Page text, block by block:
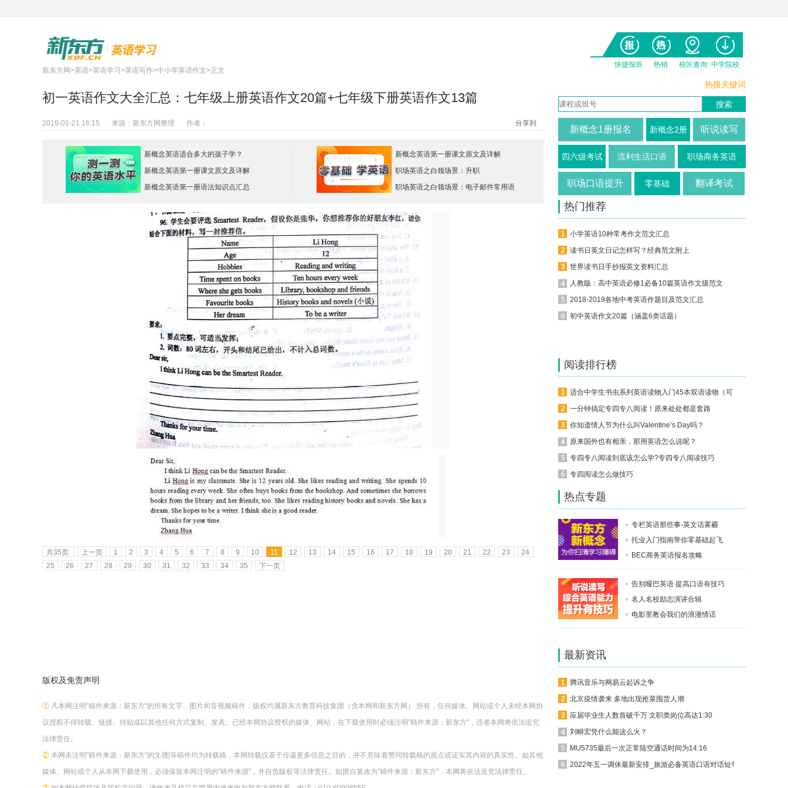
快捷报班 热销 校区查询 中学院校
新东方网>英语>英语学习 >英语写作>中小学英语作文>正文
初一英语作文大全汇总：七年级上册英语作文20篇+七年级下册英语作文13篇
2019-01-21 16:15 来源： 新东方网整理 作者： 分享到
新概念英语适合多大的孩子学？
新概念英语第一册课文原文及详解
新概念英语第一册语法知识点汇总
新概念英语第一册课文原文及详解
职场英语之白领场景：升职
职场英语之白领场景：电子邮件常用语
共35页: 上一页 1 2 3 4 5 6 7 8 9 10 11 12 13 14 15 16 17 18 19 20 21 22 23
24
25
26 27 28 29 30 31 32 33 34 35 下一页
版权及免责声明
① 凡本网注明"稿件来源：新东方"的所有文字、图片和音视频稿件，版权均属新东方教育科技集团（含本网和新东方网） 所有，任何媒体、网站或个人未经本网协
议授权不得转载、链接、转贴或以其他任何方式复制、发表。已经本网协议授权的媒体、网站，在下载使用时必须注明"稿件来源：新东方"，违者本网将依法追究
法律责任。
② 本网未注明"稿件来源：新东方"的文/图等稿件均为转载稿，本网转载仅基于传递更多信息之目的，并不意味着赞同转载稿的观点或证实其内容的真实性。如其他
媒体、网站或个人从本网下载使用，必须保留本网注明的"稿件来源"，并自负版权等法律责任。如擅自篡改为"稿件来源：新东方"，本网将依法追究法律责任。
热搜关键词
新概念1册报名 新概念2册 听说读写
四六级考试 流利生活口语 职场商务英语
职场口语提升 零基础 翻译考试
热门推荐
小学英语10种常考作文范文汇总
读书日英文日记怎样写？经典范文附上
世界读书日手抄报英文资料汇总
人教版：高中英语必修1必备10篇英语作文级范文
2018-2019各地中考英语作题目及范文汇总
初中英语作文20篇（涵盖6类话题）
阅读排行榜
一分钟搞定专四专八阅读！原来处处都是套路
你知道情人节为什么叫Valentine’s Day吗？
原来国外也有相亲，那用英语怎么说呢？
专四专八阅读到底该怎么学?专四专八阅读技巧
专四阅读怎么做技巧
热点专题
专栏英语那些事-英文话雾霾
托业入门指南带你零基础起飞
BEC商务英语报名攻略
告别哑巴英语 提高口语有技巧
名人名校励志演讲合辑
电影里教会我们的浪漫情话
最新资讯
腾讯音乐与网易云起诉之争
北京疫情袭来 多地出现抢菜囤货人潮
应届毕业生人数首破千万 文职类岗位高达1:30
刘畊宏凭什么能这么火？
MU5735最后一次正常陆空通话时间为14:16
2022年五一调休最新安排_旅游必备英语口语对话短句